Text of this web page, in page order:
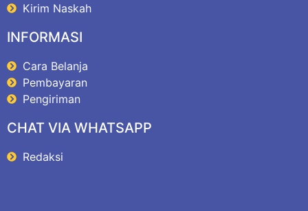
Kirim Naskah
INFORMASI
Cara Belanja
Pembayaran
Pengiriman
CHAT VIA WHATSAPP
Redaksi